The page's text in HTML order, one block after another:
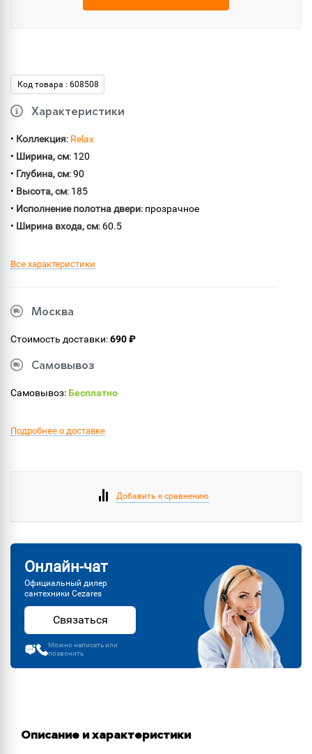
Код товара : 608508
Характеристики
• Коллекция: Relax
• Ширина, см: 120
• Глубина, см: 90
• Высота, см: 185
• Исполнение полотна двери: прозрачное
• Ширина входа, см: 60.5
Все характеристики
Москва
Стоимость доставки:690 ₽
Самовывоз
Самовывоз:Бесплатно
Подробнее о доставке
Добавить к сравнению
Онлайн-чат
Официальный дилер
сантехники Cezares
Связаться
Можно написать или
позвонить
Описание и характеристики